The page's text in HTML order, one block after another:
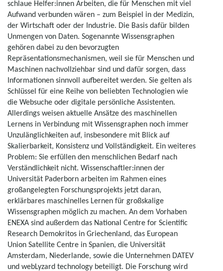
schlaue Helfer:innen Arbeiten, die für Menschen mit viel
Aufwand verbunden wären – zum Beispiel in der Medizin,
der Wirtschaft oder der Industrie. Die Basis dafür bilden
Unmengen von Daten. Sogenannte Wissensgraphen
gehören dabei zu den bevorzugten
Repräsentationsmechanismen, weil sie für Menschen und
Maschinen nachvollziehbar sind und dafür sorgen, dass
Informationen sinnvoll aufbereitet werden. Sie gelten als
Schlüssel für eine Reihe von beliebten Technologien wie
die Websuche oder digitale persönliche Assistenten.
Allerdings weisen aktuelle Ansätze des maschinellen
Lernens in Verbindung mit Wissensgraphen noch immer
Unzulänglichkeiten auf, insbesondere mit Blick auf
Skalierbarkeit, Konsistenz und Vollständigkeit. Ein weiteres
Problem: Sie erfüllen den menschlichen Bedarf nach
Verständlichkeit nicht. Wissenschaftler:innen der
Universität Paderborn arbeiten im Rahmen eines
großangelegten Forschungsprojekts jetzt daran,
erklärbares maschinelles Lernen für großskalige
Wissensgraphen möglich zu machen. An dem Vorhaben
ENEXA sind außerdem das National Centre for Scientific
Research Demokritos in Griechenland, das European
Union Satellite Centre in Spanien, die Universität
Amsterdam, Niederlande, sowie die Unternehmen DATEV
und webLyzard technology beteiligt. Die Forschung wird